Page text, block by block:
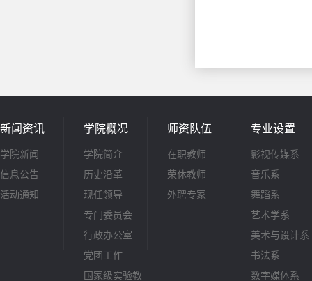
新闻资讯
学院新闻
信息公告
活动通知
学院概况
学院简介
历史沿革
现任领导
专门委员会
行政办公室
党团工作
国家级实验教
师资队伍
在职教师
荣休教师
外聘专家
专业设置
影视传媒系
音乐系
舞蹈系
艺术学系
美术与设计系
书法系
数字媒体系